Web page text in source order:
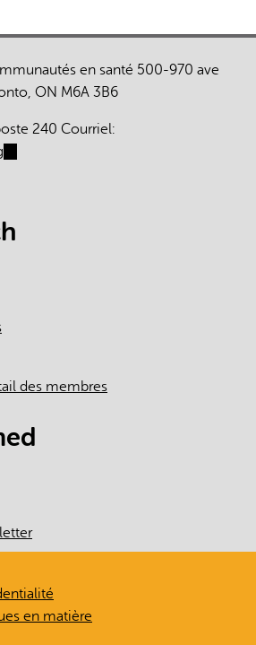
en santé 500-970 ave
ON M6A 3B6
240 Courriel:
mail)
des membres
en matière